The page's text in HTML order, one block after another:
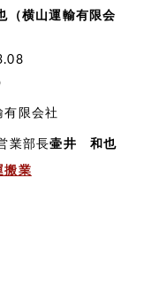
（横山運輸有限会
有限会社
業部長壷井 和也
搬業